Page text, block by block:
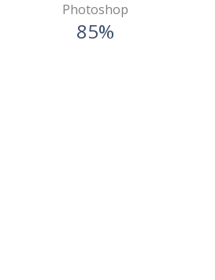
Photoshop
85%